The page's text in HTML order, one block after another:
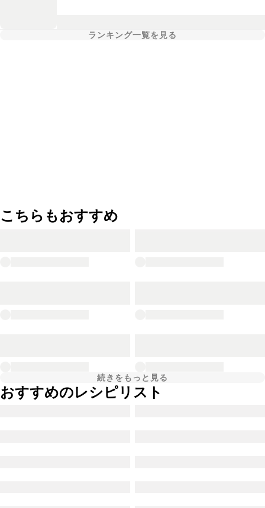
ランキング一覧を見る
こちらもおすすめ
続きをもっと見る
おすすめのレシピリスト